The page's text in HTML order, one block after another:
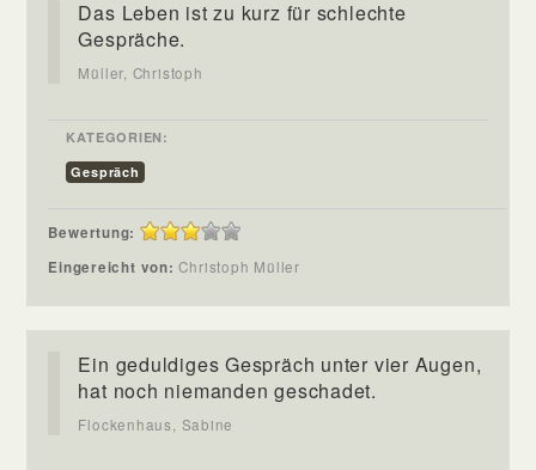
Das Leben ist zu kurz für schlechte
Gespräche.
Müller, Christoph
KATEGORIEN:
Gespräch
Bewertung:
Eingereicht von:Christoph Müller
Ein geduldiges Gespräch unter vier Augen,
hat noch niemanden geschadet.
Flockenhaus, Sabine